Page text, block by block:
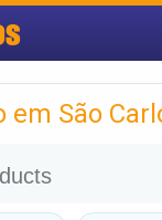
São